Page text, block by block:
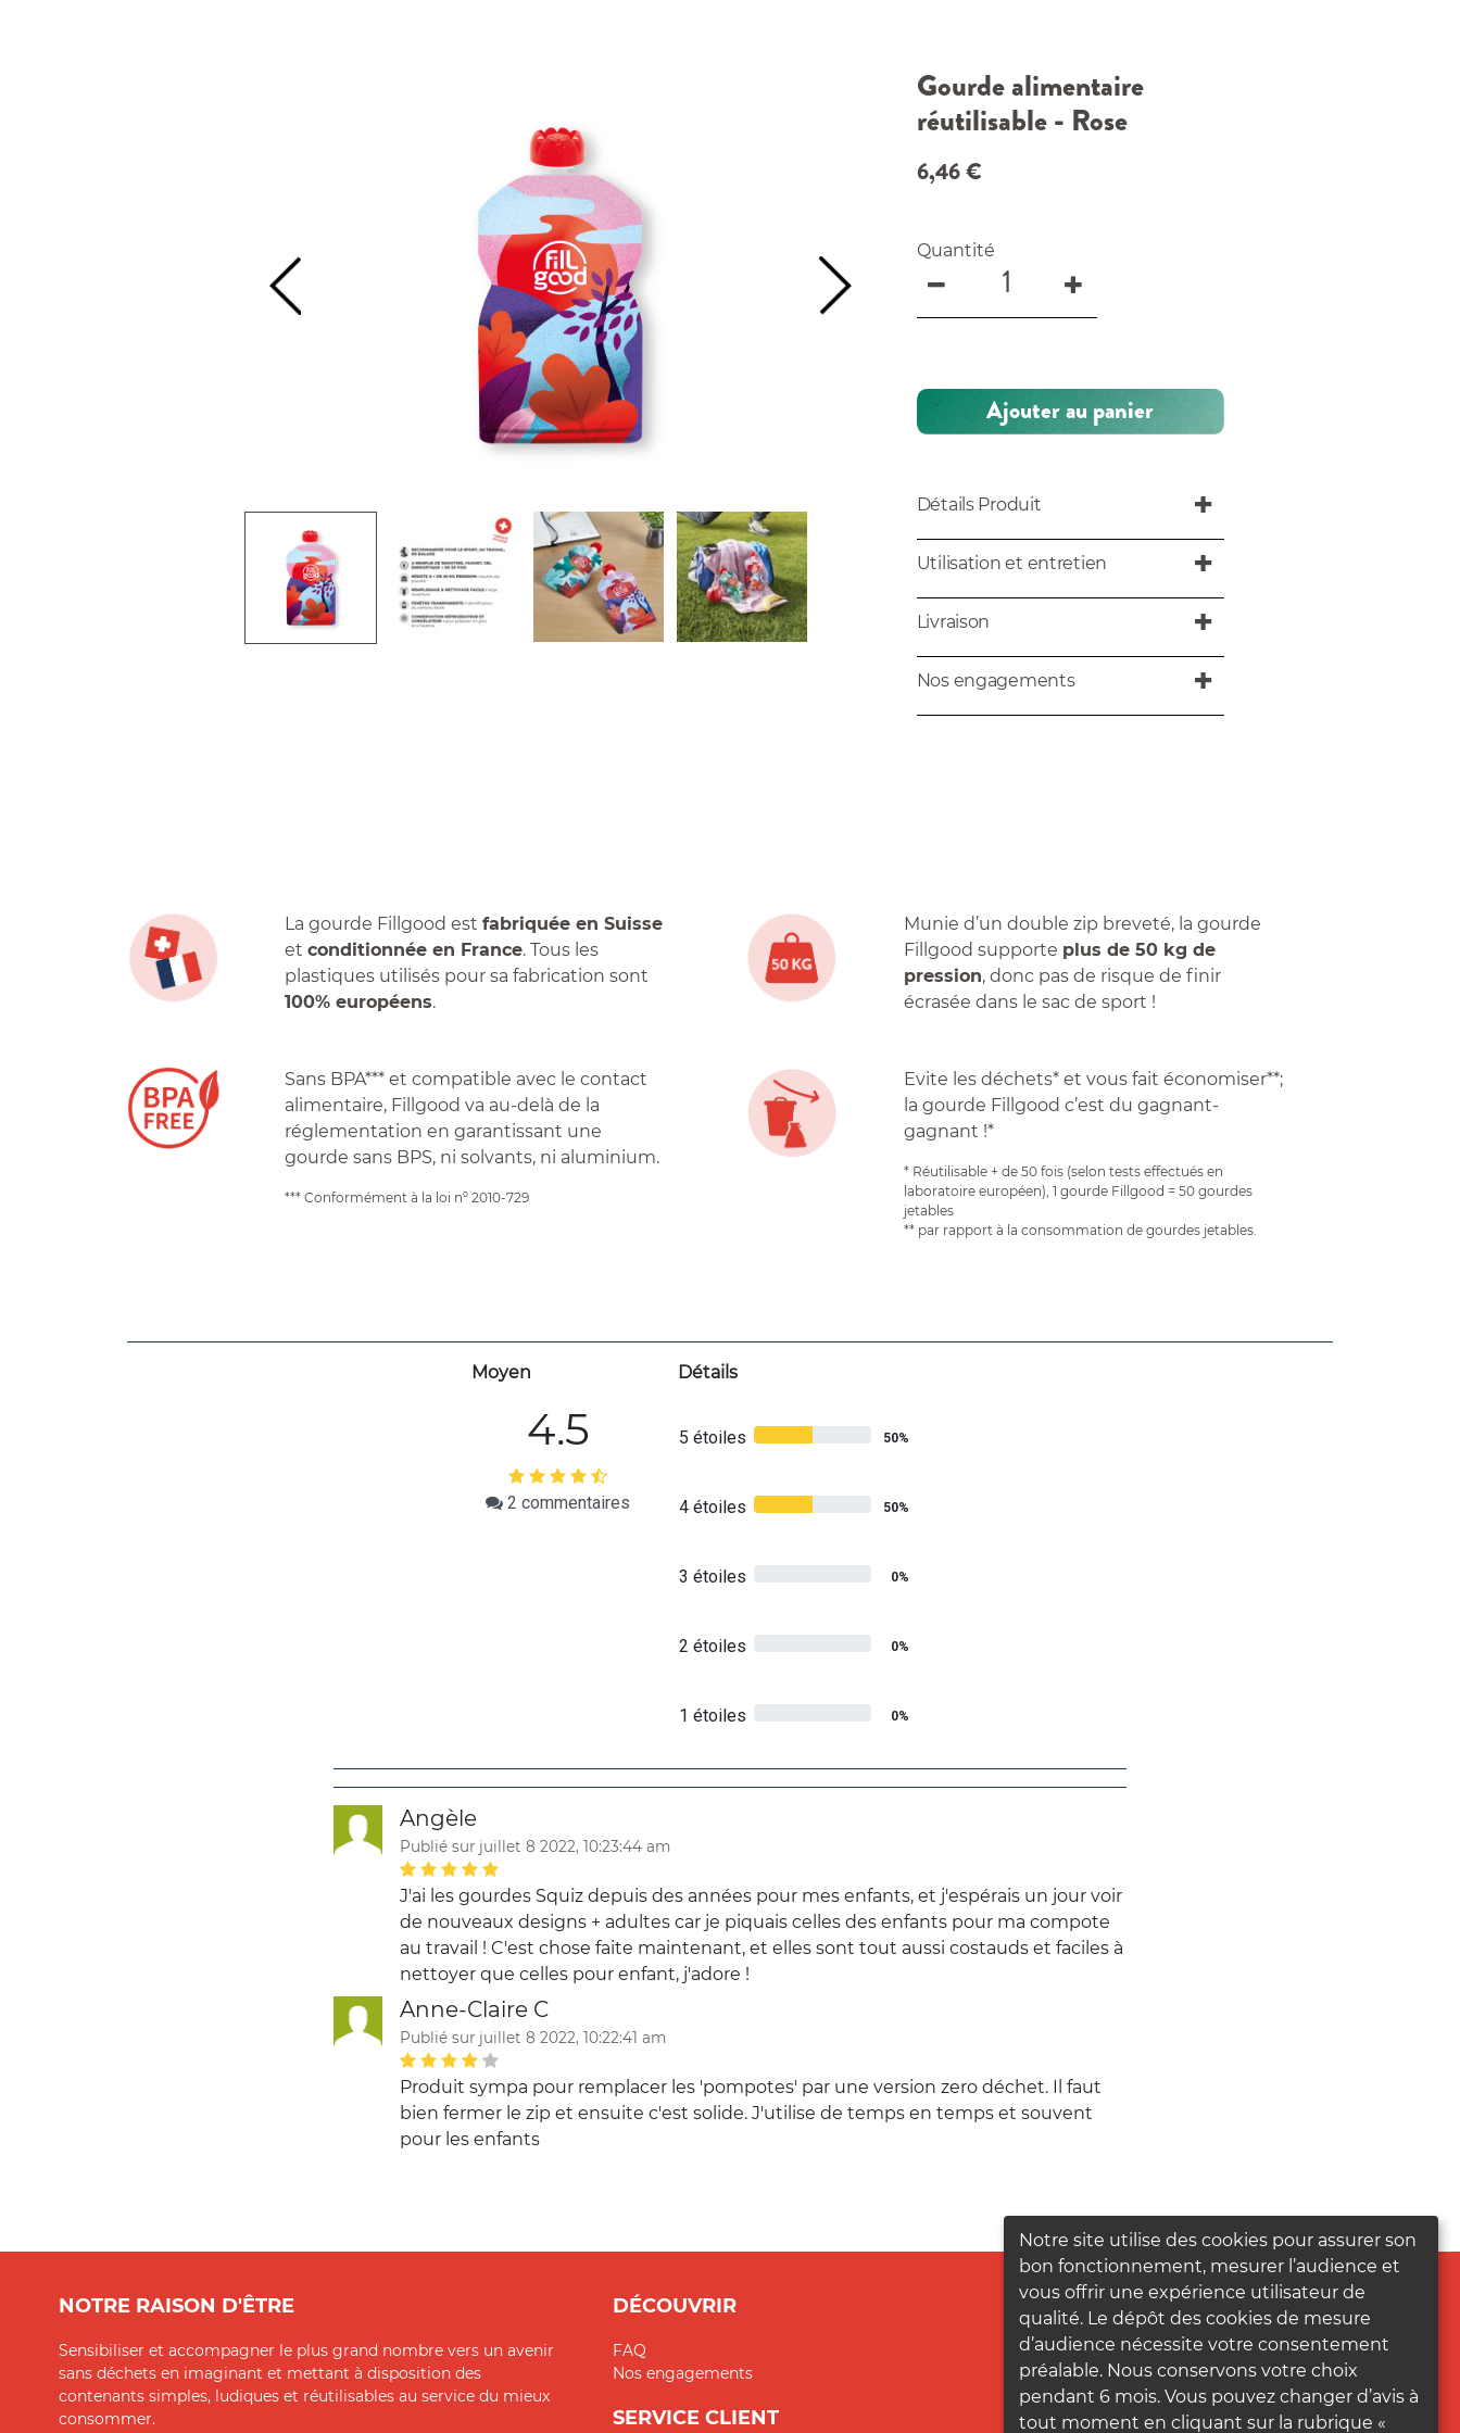
Gourde alimentaire
réutilisable - Rose
6,46€
Quantité
Ajouter au panier
Détails Produit
Utilisation et entretien
Livraison
Nos engagements
La gourde Fillgood est fabriquée en Suisse
et conditionnée en France. Tous les
plastiques utilisés pour sa fabrication sont
100% européens.
Munie d’un double zip breveté, la gourde
Fillgood supporte plus de 50 kg de
pression, donc pas de risque de finir
écrasée dans le sac de sport !
Sans BPA*** et compatible avec le contact
alimentaire, Fillgood va au-delà de la
réglementation en garantissant une
gourde sans BPS, ni solvants, ni aluminium.
*** Conformément à la loi nº 2010-729
Evite les déchets* et vous fait économiser**;
la gourde Fillgood c’est du gagnant-
gagnant !*
* Réutilisable + de 50 fois (selon tests effectués en
laboratoire européen), 1 gourde Fillgood = 50 gourdes
jetables
** par rapport à la consommation de gourdes jetables.
Moyen
4.5
2 commentaires
Détails
5 étoiles 50%
4 étoiles 50%
3 étoiles 0%
2 étoiles 0%
1 étoiles 0%
Angèle
Publié sur juillet 8 2022, 10:23:44 am
J'ai les gourdes Squiz depuis des années pour mes enfants, et j'espérais un jour voir
de nouveaux designs + adultes car je piquais celles des enfants pour ma compote
au travail ! C'est chose faite maintenant, et elles sont tout aussi costauds et faciles à
nettoyer que celles pour enfant, j'adore !
Anne-Claire C
Publié sur juillet 8 2022, 10:22:41 am
Produit sympa pour remplacer les 'pompotes' par une version zero déchet. Il faut
bien fermer le zip et ensuite c'est solide. J'utilise de temps en temps et souvent
pour les enfants
NOTRE RAISON D'ÊTRE
Sensibiliser et accompagner le plus grand nombre vers un avenir
sans déchets en imaginant et mettant à disposition des
contenants simples, ludiques et réutilisables au service du mieux
consommer.
DÉCOUVRIR
FAQ
Nos engagements
SERVICE CLIENT
Notre site utilise des cookies pour assurer son
bon fonctionnement, mesurer l’audience et
vous offrir une expérience utilisateur de
qualité. Le dépôt des cookies de mesure
d’audience nécessite votre consentement
préalable. Nous conservons votre choix
pendant 6 mois. Vous pouvez changer d’avis à
tout moment en cliquant sur la rubrique «